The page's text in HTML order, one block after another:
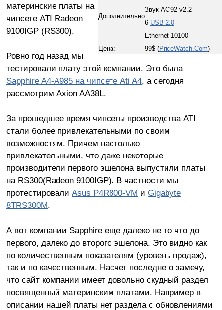
Дополнительно
Звук AC'92 v2.2
6 USB 2.0
Ethernet 10100
Цена:
99$ (PriceWatch.Com)
материнские платы на
чипсете ATI Radeon
9100IGP (RS300).
Ровно год назад мы
тестировали плату этой компании. Это была
Sapphire A4-A985 на чипсете Ati A4, а сегодня
рассмотрим Axion AA38L.
За прошедшее время чипсеты производства ATI
стали более привлекательными по своим
возможностям. Причем настолько
привлекательными, что даже некоторые
производители первого эшелона выпустили платы
на RS300(Radeon 9100IGP). В частности мы
протестировали Asus P4R800-VM и Gigabyte
8TRS300M.
А вот компании Sapphire еще далеко не то что до
первого, далеко до второго эшелона. Это видно как
по количественным показателям (уровень продаж),
так и по качественным. Насчет последнего замечу,
что сайт компании имеет довольно скудный раздел
посвященный материнским платами. Например в
описании нашей платы нет раздела с обновлениями